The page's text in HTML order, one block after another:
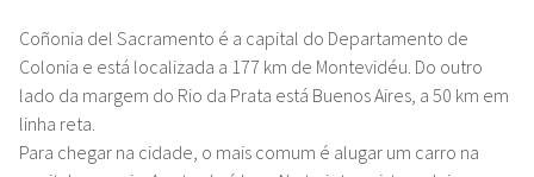
Coñonia del Sacramento é a capital do Departamento de
Colonia e está localizada a 177 km de Montevidéu. Do outro
lado da margem do Rio da Prata está Buenos Aires, a 50 km em
linha reta.
Para chegar na cidade, o mais comum é alugar um carro na